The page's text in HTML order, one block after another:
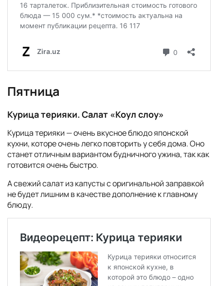
Пятница
Курица терияки. Салат «Коул слоу»
Курица терияки — очень вкусное блюдо японской
кухни, которе очень легко повторить у себя дома. Оно
станет отличным вариантом будничного ужина, так как
готовится очень быстро.
А свежий салат из капусты с оригинальной заправкой
не будет лишним в качестве дополнение к главному
блюду.